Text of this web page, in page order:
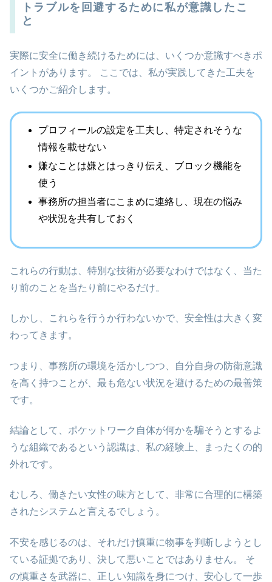
トラブルを回避するために私が意識したこ
と
実際に安全に働き続けるためには、いくつか意識すべきポ
イントがあります。 ここでは、私が実践してきた工夫を
いくつかご紹介します。
プロフィールの設定を工夫し、特定されそうな
情報を載せない
嫌なことは嫌とはっきり伝え、ブロック機能を
使う
事務所の担当者にこまめに連絡し、現在の悩み
や状況を共有しておく
これらの行動は、特別な技術が必要なわけではなく、当た
り前のことを当たり前にやるだけ。
しかし、これらを行うか行わないかで、安全性は大きく変
わってきます。
つまり、事務所の環境を活かしつつ、自分自身の防衛意識
を高く持つことが、最も危ない状況を避けるための最善策
です。
結論として、ポケットワーク自体が何かを騙そうとするよ
うな組織であるという認識は、私の経験上、まったくの的
外れです。
むしろ、働きたい女性の味方として、非常に合理的に構築
されたシステムと言えるでしょう。
不安を感じるのは、それだけ慎重に物事を判断しようとし
ている証拠であり、決して悪いことではありません。 そ
の慎重さを武器に、正しい知識を身につけ、安心して一歩